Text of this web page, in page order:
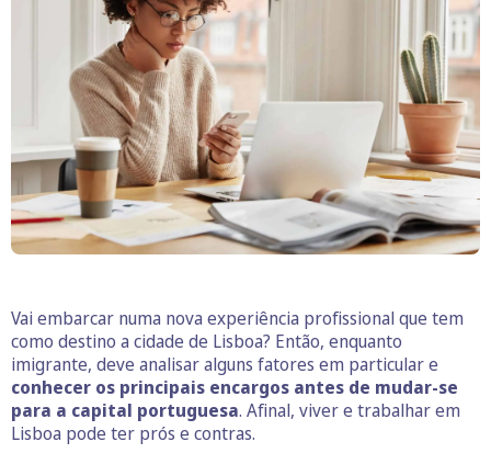
Vai embarcar numa nova experiência profissional que tem
como destino a cidade de Lisboa? Então, enquanto
imigrante, deve analisar alguns fatores em particular e
conhecer os principais encargos antes de mudar-se
para a capital portuguesa. Afinal, viver e trabalhar em
Lisboa pode ter prós e contras.